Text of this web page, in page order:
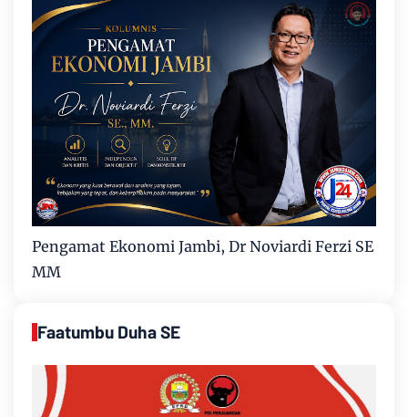
Pengamat Ekonomi Jambi, Dr Noviardi Ferzi SE
MM
Faatumbu Duha SE